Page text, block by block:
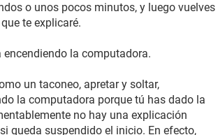
o unos pocos minutos, y luego vuelves
te explicaré.
la computadora.
un taconeo, apretar y soltar,
la computadora porque tú has dado la
no hay una explicación
queda suspendido el inicio. En efecto,